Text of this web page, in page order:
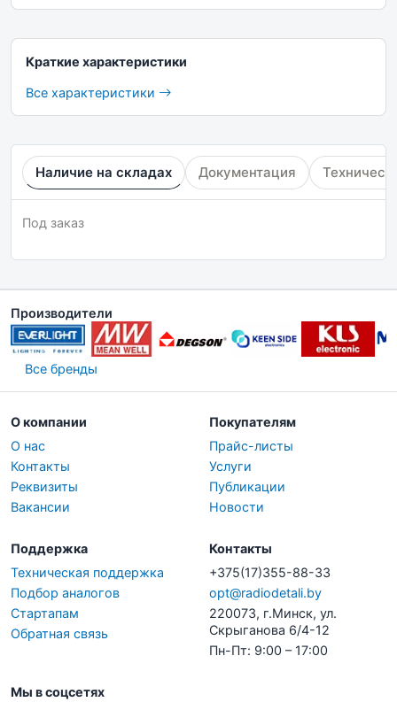
Краткие характеристики
Все характеристики
Наличие на складах Документация
Под заказ
Производители
Все бренды
О компании
О нас
Контакты
Реквизиты
Вакансии
Покупателям
Прайс-листы
Услуги
Публикации
Новости
Поддержка
Техническая поддержка
Подбор аналогов
Стартапам
Обратная связь
Контакты
+375(17)355-88-33
opt@radiodetali.by
220073, г.Минск, ул.
Скрыганова 6/4-12
Пн-Пт: 9:00 – 17:00
Мы в соцсетях